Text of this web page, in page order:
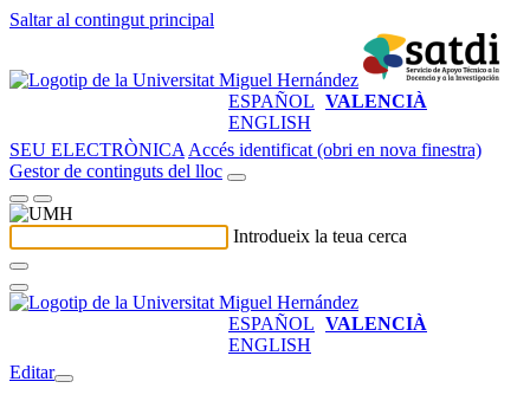
Saltar al contingut principal
ESPAÑOL VALENCIÀ
ENGLISH
SEU ELECTRÒNICA Accés identificat (obri en nova finestra)
Gestor de continguts del lloc
Introdueix la teua cerca
ESPAÑOL VALENCIÀ
ENGLISH
Editar